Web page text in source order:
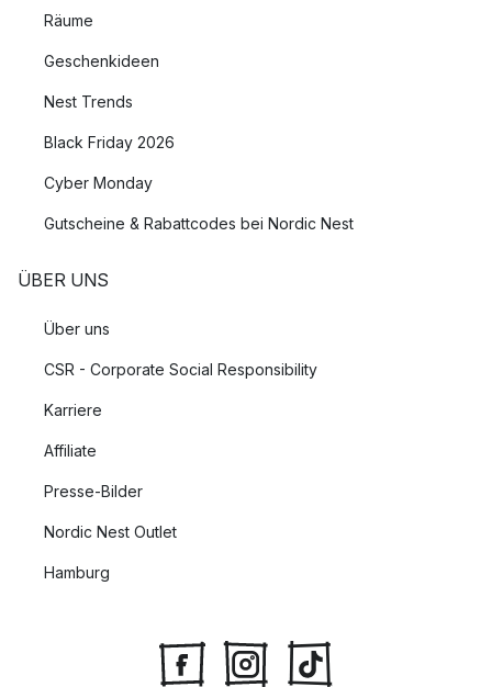
Räume
Geschenkideen
Nest Trends
Black Friday 2026
Cyber Monday
Gutscheine & Rabattcodes bei Nordic Nest
ÜBER UNS
Über uns
CSR - Corporate Social Responsibility
Karriere
Affiliate
Presse-Bilder
Nordic Nest Outlet
Hamburg